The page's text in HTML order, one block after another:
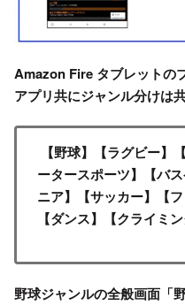
Amazon Fire タブレットの
アプリ共にジャンル分けは
【野球】 【ラグビー】
ータースポーツ】【バス
ニア】
【サッカー】【
【ダンス】【クライミ
野球ジャンルの全般画面「